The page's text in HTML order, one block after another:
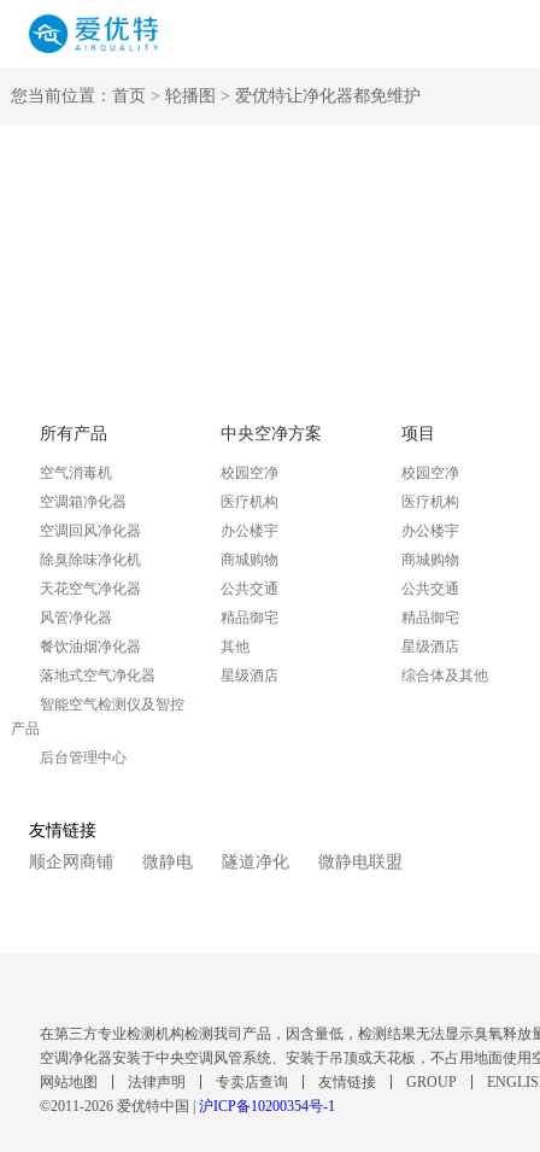
您当前位置： 首页 > 轮播图 > 爱优特让净化器都免维护
所有产品
空气消毒机
空调箱净化器
空调回风净化器
除臭除味净化机
天花空气净化器
风管净化器
餐饮油烟净化器
落地式空气净化器
智能空气检测仪及智控
产品
后台管理中心
中央空净方案
校园空净
医疗机构
办公楼宇
商城购物
公共交通
精品御宅
其他
星级酒店
项目
校园空净
医疗机构
办公楼宇
商城购物
公共交通
精品御宅
星级酒店
综合体及其他
友情链接
顺企网商铺
微静电 隧道净化 微静电联盟
在第三方专业检测机构检测我司产品，因含量低，检测结果无法显示臭氧释放
空调净化器安装于中央空调风管系统、安装于吊顶或天花板，不占用地面使用
网站地图
法律声明 专卖店查询 友情链接 GROUP
©2011-2026 爱优特中国 | 沪ICP备10200354号-1